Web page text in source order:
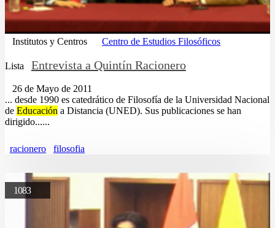
Institutos y Centros Centro de Estudios Filosóficos
Lista Entrevista a Quintín Racionero
26 de Mayo de 2011
... desde 1990 es catedrático de Filosofía de la Universidad Nacional
de Educación a Distancia (UNED). Sus publicaciones se han
dirigido......
racionero filosofia
1083